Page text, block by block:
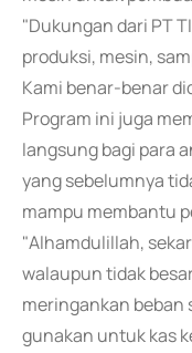
"Dukungan dari PT
produksi, mesin,
Kami benar-benar
Program ini juga
langsung bagi para
yang sebelumnya
mampu membantu
"Alhamdulillah,
walaupun tidak
meringankan beban
gunakan untuk kas